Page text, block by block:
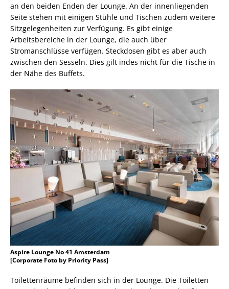
an den beiden Enden der Lounge. An der innenliegenden
Seite stehen mit einigen Stühle und Tischen zudem weitere
Sitzgelegenheiten zur Verfügung. Es gibt einige
Arbeitsbereiche in der Lounge, die auch über
Stromanschlüsse verfügen. Steckdosen gibt es aber auch
zwischen den Sesseln. Dies gilt indes nicht für die Tische in
der Nähe des Buffets.
Aspire Lounge No 41 Amsterdam
[Corporate Foto by Priority Pass]
Toilettenräume befinden sich in der Lounge. Die Toiletten